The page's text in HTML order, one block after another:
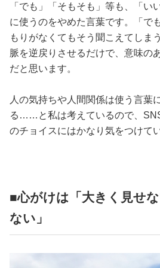
「でも」「そもそも」等も、「い
に使うのをやめた言葉です。「で
もりがなくてもそう聞こえてしま
脈を逆戻りさせるだけで、意味の
だと思います。
人の気持ちや人間関係は使う言葉
る……と私は考えているので、
のチョイスにはかなり気をつけて
■心がけは「大きく見せ
ない」